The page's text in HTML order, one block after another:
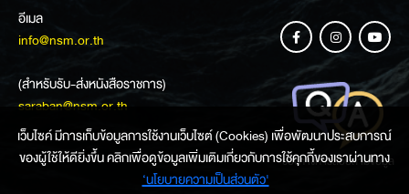
อีเมล
info@nsm.or.th
(สำหรับรับ-ส่งหนังสือราชการ)
saraban@nsm.or.th
ช่องทางการสอบถามข้อมูล
เว็บไซค์ มีการเก็บข้อมูลการใช้งานเว็บไซต์ (Cookies) เพื่อพัฒนาประสบการณ์
ของผู้ใช้ให้ดียิ่งขึ้น คลิกเพื่อดูข้อมูลเพิ่มเติมเกี่ยวกับการใช้คุกกี้ของเราผ่านทาง
‘นโยบายความเป็นส่วนตัว'